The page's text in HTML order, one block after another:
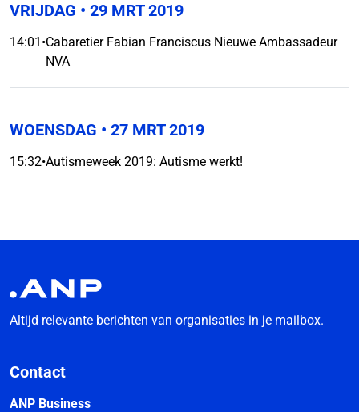
VRIJDAG • 29 MRT 2019
14:01 •Cabaretier Fabian Franciscus Nieuwe Ambassadeur
NVA
WOENSDAG • 27 MRT 2019
15:32•Autismeweek 2019: Autisme werkt!
Altijd relevante berichten van organisaties in je mailbox.
Contact
ANP Business